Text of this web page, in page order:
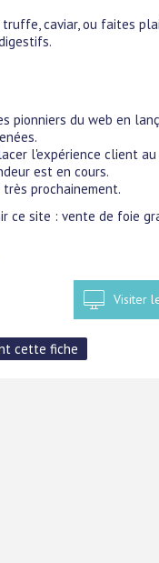
caviar, ou faites
pionniers du web en
l'expérience client
est en cours.
prochainement.
ce site : vente de foie
Visiter